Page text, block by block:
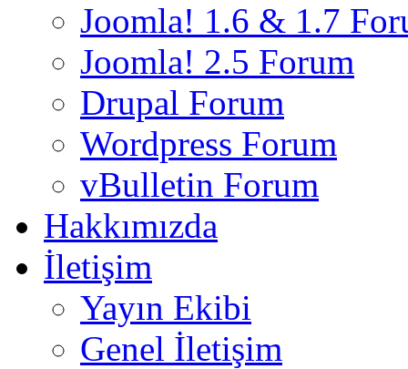
Joomla! 1.6 & 1.7
Joomla! 2.5 Forum
Drupal Forum
Wordpress Forum
vBulletin Forum
Hakkımızda
İletişim
Yayın Ekibi
Genel İletişim